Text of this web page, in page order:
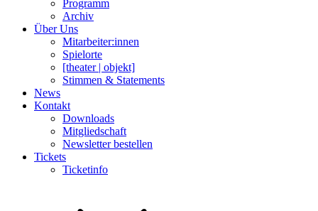
Programm
Archiv
Über Uns
Mitarbeiter:innen
Spielorte
[theater | objekt]
Stimmen & Statements
News
Kontakt
Downloads
Mitgliedschaft
Newsletter bestellen
Tickets
Ticketinfo